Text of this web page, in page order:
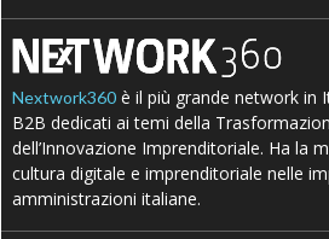
Nextwork360 è il più grande network in
B2B dedicati ai temi della
dell’Innovazione Imprenditoriale. Ha la
cultura digitale e imprenditoriale nelle
amministrazioni italiane.